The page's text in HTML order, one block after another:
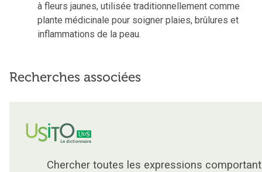
à fleurs jaunes, utilisée traditionnellement comme
plante médicinale pour soigner plaies, brûlures et
inflammations de la peau.
Recherches associées
Chercher toutes les expressions comportant